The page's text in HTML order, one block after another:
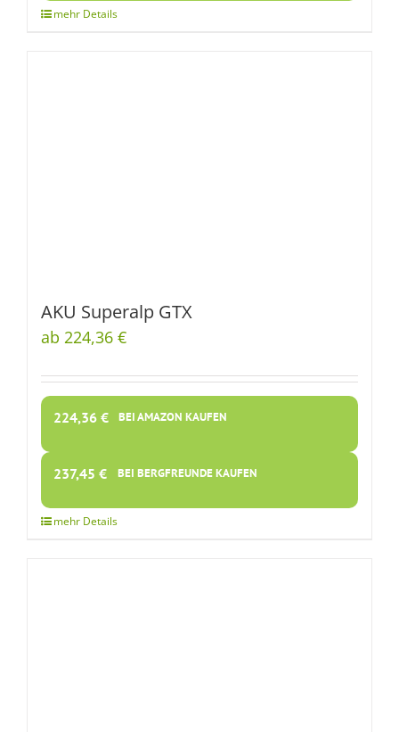
AKU Superalp GTX
ab 224,36 €
224,36 € BEI AMAZON KAUFEN
237,45 € BEI BERGFREUNDE KAUFEN